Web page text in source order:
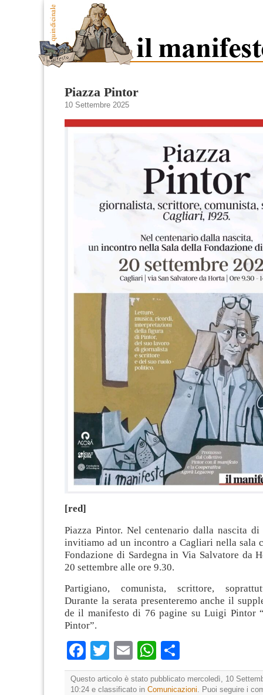
Piazza Pintor
10 Settembre 2025
[red]
Piazza Pintor. Nel centenario dalla nascita
invitiamo ad un incontro a Cagliari nella sala
Fondazione di Sardegna in Via Salvatore da
20 settembre alle ore 9.30.
Partigiano, comunista, scrittore,
Durante la serata presenteremo anche il
de il manifesto di 76 pagine su Luigi Pintor
Pintor”.
Facebook
TwitterEmailWhatsApp
Questo articolo è stato pubblicato mercoledì, 10
10:24 e classificato in Comunicazioni. Puoi seguire i